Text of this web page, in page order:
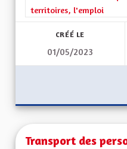
territoires, l'emploi
CRÉÉ LE
01/05/2023
Transport des